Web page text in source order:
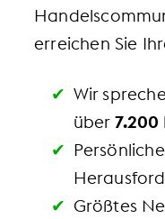
erreichen Sie
Wir
über
Größtes